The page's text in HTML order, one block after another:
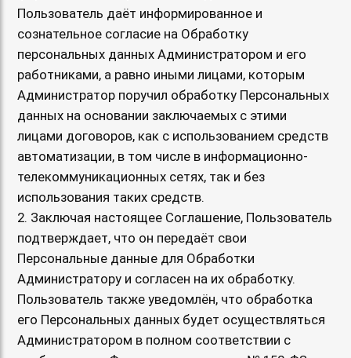
Пользователь даёт информированное и
сознательное согласие на Обработку
персональных данных Администратором и его
работниками, а равно иными лицами, которым
Администратор поручил обработку Персональных
данных на основании заключаемых с этими
лицами договоров, как с использованием средств
автоматизации, в том числе в информационно-
телекоммуникационных сетях, так и без
использования таких средств.
2. Заключая настоящее Соглашение, Пользователь
подтверждает, что он передаёт свои
Персональные данные для Обработки
Администратору и согласен на их обработку.
Пользователь также уведомлён, что обработка
его Персональных данных будет осуществляться
Администратором в полном соответствии с